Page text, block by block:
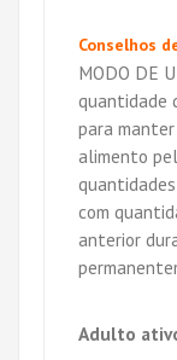
Conselhos
MODO DE
quantidade
para
alimento
com
anterior
Adulto